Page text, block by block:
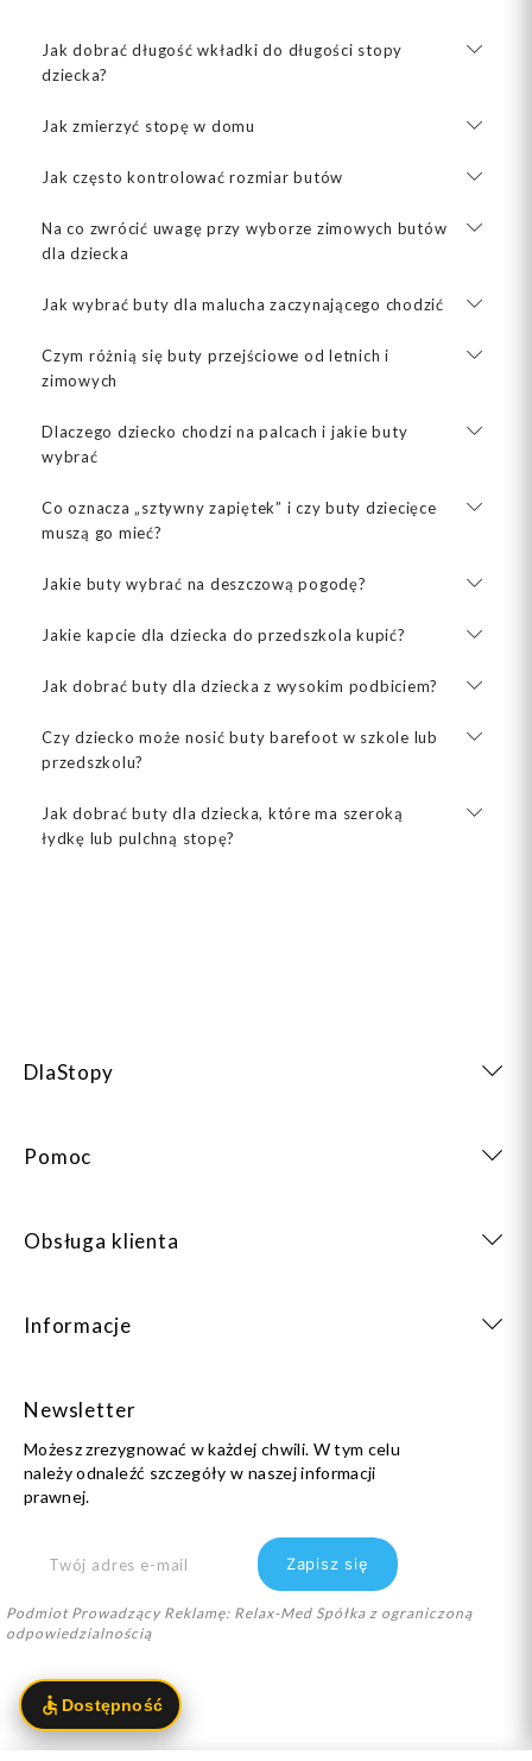
Jak dobrać długość wkładki do długości stopy
dziecka?
Jak zmierzyć stopę w domu
Jak często kontrolować rozmiar butów
Na co zwrócić uwagę przy wyborze zimowych butów
dla dziecka
Jak wybrać buty dla malucha zaczynającego chodzić
Czym różnią się buty przejściowe od letnich i
zimowych
Dlaczego dziecko chodzi na palcach i jakie buty
wybrać
Co oznacza „sztywny zapiętek” i czy buty dziecięce
muszą go mieć?
Jakie buty wybrać na deszczową pogodę?
Jakie kapcie dla dziecka do przedszkola kupić?
Jak dobrać buty dla dziecka z wysokim podbiciem?
Czy dziecko może nosić buty barefoot w szkole lub
przedszkolu?
Jak dobrać buty dla dziecka, które ma szeroką
łydkę lub pulchną stopę?
DlaStopy
Pomoc
Obsługa klienta
Informacje
Newsletter
Możesz zrezygnować w każdej chwili. W tym celu
należy odnaleźć szczegóły w naszej informacji
prawnej.
Podmiot Prowadzący Reklamę: Relax-Med Spółka z ograniczoną
odpowiedzialnością